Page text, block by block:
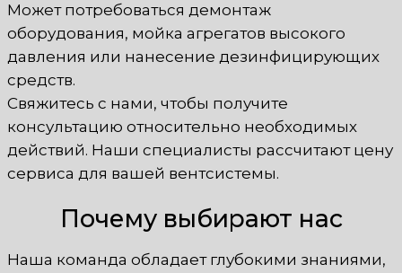
Может потребоваться демонтаж
оборудования, мойка агрегатов высокого
давления или нанесение дезинфицирующих
средств.
Свяжитесь с нами, чтобы получите
консультацию относительно необходимых
действий. Наши специалисты рассчитают цену
сервиса для вашей вентсистемы.
Почему выбирают нас
Наша команда обладает глубокими знаниями,